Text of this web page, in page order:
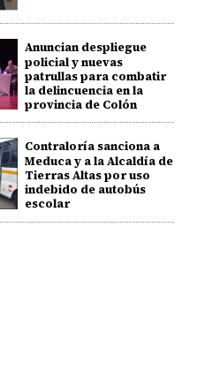
Anuncian despliegue
policial y nuevas
patrullas para combatir
la delincuencia en la
provincia de Colón
Contraloría sanciona a
Meduca y a la Alcaldía de
Tierras Altas por uso
indebido de autobús
escolar